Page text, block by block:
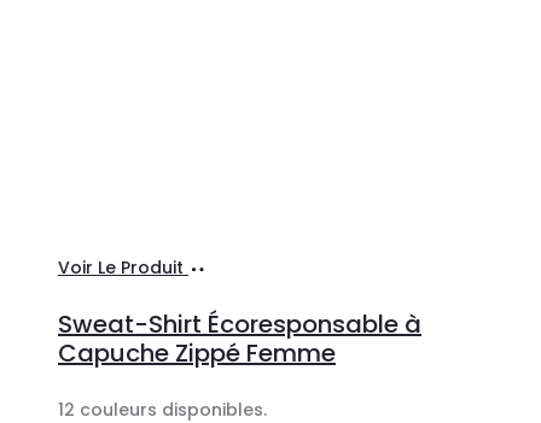
Voir Le Produit
panier
Sweat-Shirt Écoresponsable à
Capuche Zippé Femme
12 couleurs disponibles.